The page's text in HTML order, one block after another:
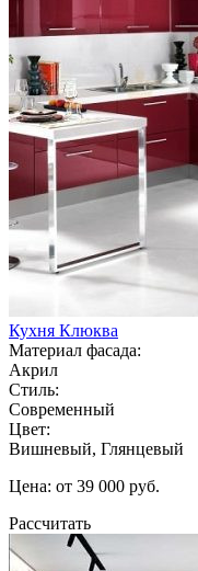
Кухня Клюква
Материал фасада:
Акрил
Стиль:
Современный
Цвет:
Вишневый, Глянцевый
Цена: от 39 000 руб.
Рассчитать